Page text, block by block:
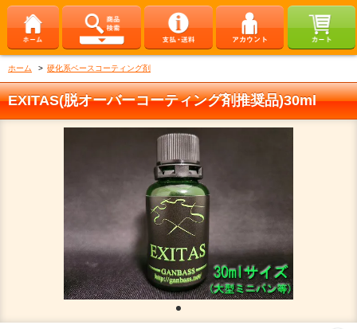
ホーム > 硬化系ベースコーティング剤
EXITAS(脱オーバーコーティング剤推奨品)30ml